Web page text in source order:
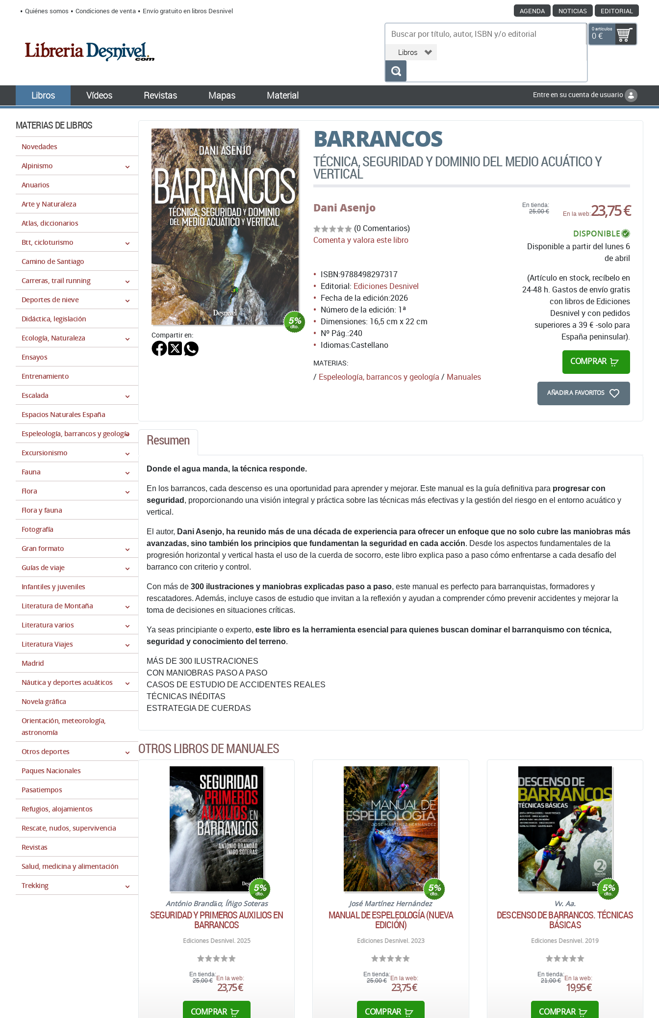
Quiénes somos Condiciones de venta Envío gratuito en libros Desnivel AGENDA NOTICIAS EDITORIAL
0 artículos
0 €
Libros Vídeos Revistas Mapas Material Entre en su cuenta de usuario
MATERIAS DE LIBROS
Novedades
Alpinismo
Anuarios
Arte y Naturaleza
Atlas, diccionarios
Btt, cicloturismo
Camino de Santiago
Carreras, trail running
Deportes de nieve
Didáctica, legislación
Ecología, Naturaleza
Ensayos
Entrenamiento
Escalada
Espacios Naturales España
Espeleología, barrancos y geología
Excursionismo
Fauna
Flora
Flora y fauna
Fotografía
Gran formato
Guías de viaje
Infantiles y juveniles
Literatura de Montaña
Literatura varios
Literatura Viajes
Madrid
Náutica y deportes acuáticos
Novela gráfica
Orientación, meteorología,
astronomía
Otros deportes
Paques Nacionales
Pasatiempos
Refugios, alojamientos
Rescate, nudos, supervivencia
Revistas
Salud, medicina y alimentación
Trekking
BARRANCOS
TÉCNICA, SEGURIDAD Y DOMINIO DEL MEDIO ACUÁTICO Y
VERTICAL
Compartir en:
Dani Asenjo
(0 Comentarios)
Comenta y valora este libro
En tienda:
25,00 €
En la web:23,75 €
DISPONIBLE
Disponible a partir del lunes 6
de abril
(Artículo en stock, recíbelo en
24-48 h. Gastos de envío gratis
con libros de Ediciones
Desnivel y con pedidos
superiores a 39 € -solo para
España peninsular).
COMPRAR
AÑADIR A FAVORITOS
ISBN:9788498297317
Editorial: Ediciones Desnivel
Fecha de la edición:2026
Número de la edición: 1ª
Dimensiones: 16,5 cm x 22 cm
Nº Pág.:240
Idiomas:Castellano
MATERIAS:
/ Espeleología, barrancos y geología / Manuales
Resumen
Donde el agua manda, la técnica responde.
En los barrancos, cada descenso es una oportunidad para aprender y mejorar. Este manual es la guía definitiva para progresar con
seguridad , proporcionando una visión integral y práctica sobre las técnicas más efectivas y la gestión del riesgo en el entorno acuático y
vertical.
El autor, Dani Asenjo, ha reunido más de una década de experiencia para ofrecer un enfoque que no solo cubre las maniobras más
avanzadas, sino también los principios que fundamentan la seguridad en cada acción. Desde los aspectos fundamentales de la
progresión horizontal y vertical hasta el uso de la cuerda de socorro, este libro explica paso a paso cómo enfrentarse a cada desafío del
barranco con criterio y control.
Con más de 300 ilustraciones y maniobras explicadas paso a paso, este manual es perfecto para barranquistas, formadores y
rescatadores. Además, incluye casos de estudio que invitan a la reflexión y ayudan a comprender cómo prevenir accidentes y mejorar la
toma de decisiones en situaciones críticas.
Ya seas principiante o experto, este libro es la herramienta esencial para quienes buscan dominar el barranquismo con técnica,
seguridad y conocimiento del terreno.
MÁS DE 300 ILUSTRACIONES
CON MANIOBRAS PASO A PASO
CASOS DE ESTUDIO DE ACCIDENTES REALES
TÉCNICAS INÉDITAS
ESTRATEGIA DE CUERDAS
OTROS LIBROS DE MANUALES
António Brandão; Íñigo Soteras
SEGURIDAD Y PRIMEROS AUXILIOS EN
BARRANCOS
Ediciones Desnivel. 2025
En tienda:
25,00 € En la web:
23,75 €
COMPRAR
José Martínez Hernández
MANUAL DE ESPELEOLOGÍA (NUEVA
EDICIÓN)
Ediciones Desnivel. 2023
En tienda:
25,00 € En la web:
23,75 €
COMPRAR
Vv. Aa.
DESCENSO DE BARRANCOS. TÉCNICAS
BÁSICAS
Ediciones Desnivel. 2019
En tienda:
21,00 €
En la web:
19,95 €
COMPRAR